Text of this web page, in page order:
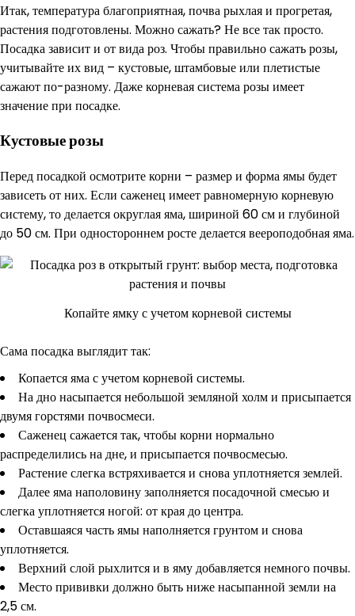
Итак, температура благоприятная, почва рыхлая и прогретая,
растения подготовлены. Можно сажать? Не все так просто.
Посадка зависит и от вида роз. Чтобы правильно сажать розы,
учитывайте их вид – кустовые, штамбовые или плетистые
сажают по-разному. Даже корневая система розы имеет
значение при посадке.
Кустовые розы
Перед посадкой осмотрите корни – размер и форма ямы будет
зависеть от них. Если саженец имеет равномерную корневую
систему, то делается округлая яма, шириной 60 см и глубиной
до 50 см. При одностороннем росте делается веероподобная яма.
Копайте ямку с учетом корневой системы
Сама посадка выглядит так:
Копается яма с учетом корневой системы.
На дно насыпается небольшой земляной холм и присыпается
двумя горстями почвосмеси.
Саженец сажается так, чтобы корни нормально
распределились на дне, и присыпается почвосмесью.
Растение слегка встряхивается и снова уплотняется землей.
Далее яма наполовину заполняется посадочной смесью и
слегка уплотняется ногой: от края до центра.
Оставшаяся часть ямы наполняется грунтом и снова
уплотняется.
Верхний слой рыхлится и в яму добавляется немного почвы.
Место прививки должно быть ниже насыпанной земли на
2,5 см.